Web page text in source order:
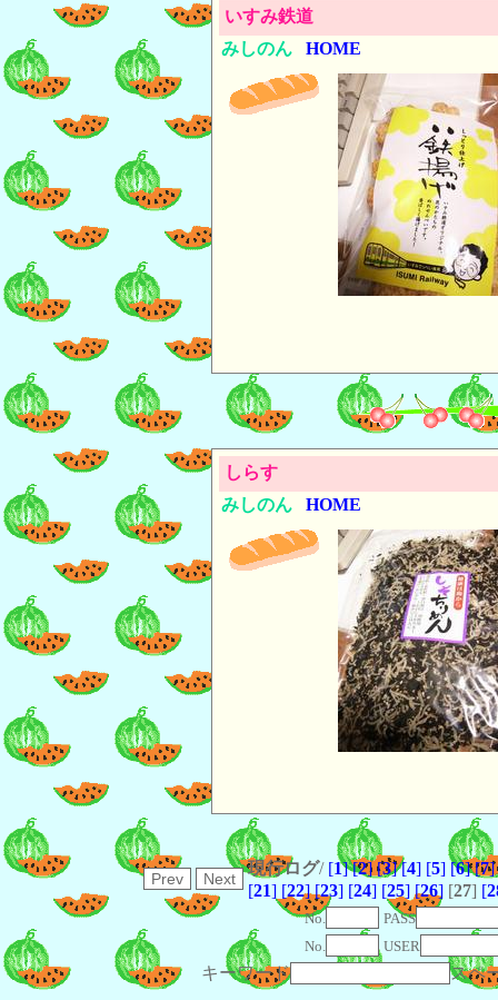
いすみ鉄道
みしのん
HOME
しらす
みしのん
HOME
現行ログ/ [1] [2] [3] [4] [5] [6] [7]
[21] [22] [23] [24] [25] [26] [27] [
No.
PASS
No.
USER
キーワード スペ